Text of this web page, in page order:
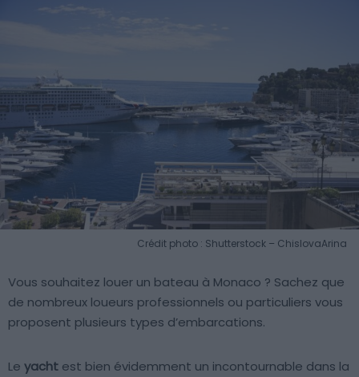
Crédit photo : Shutterstock – ChislovaArina
Vous souhaitez louer un bateau à Monaco ? Sachez que
de nombreux loueurs professionnels ou particuliers vous
proposent plusieurs types d’embarcations.
Le yacht est bien évidemment un incontournable dans la